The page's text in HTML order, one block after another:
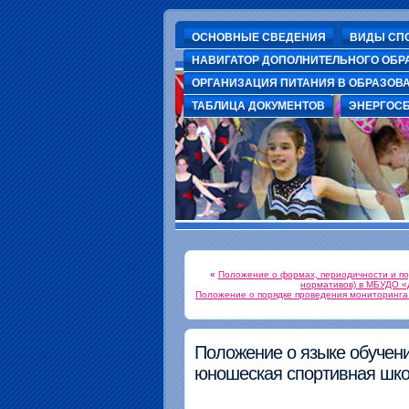
ОСНОВНЫЕ СВЕДЕНИЯ ВИДЫ
НАВИГАТОР ДОПОЛНИТЕЛЬНОГО
ОРГАНИЗАЦИЯ ПИТАНИЯ В
ТАБЛИЦА ДОКУМЕНТОВ
« Положение о формах, периодичности и
нормативов) в МБУДО
Положение о порядке проведения
Положение о языке
юношеская спортивная